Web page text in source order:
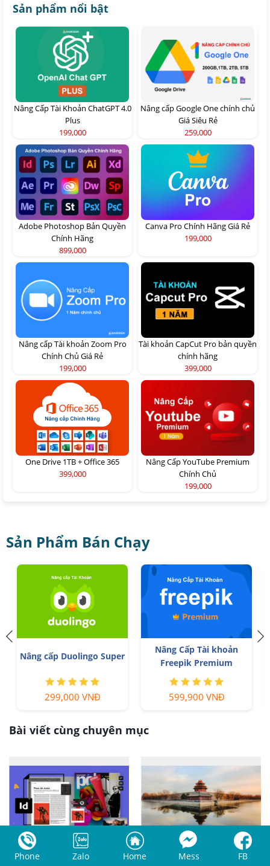
Sản phẩm nổi bật
Nâng Cấp Tài Khoản ChatGPT 4.0
Plus
199,000
Nâng cấp Google One chính chủ
Giá Siêu Rẻ
259,000
Adobe Photoshop Bản Quyền
Chính Hãng
899,000
Canva Pro Chính Hãng Giá Rẻ
199,000
Nâng cấp Tài khoản Zoom Pro
Chính Chủ Giá Rẻ
199,000
Tài khoản CapCut Pro bản quyền
chính hãng
399,000
One Drive 1TB + Office 365
399,000
Nâng Cấp YouTube Premium
Chính Chủ
199,000
Sản Phẩm Bán Chạy
Nâng cấp Duolingo Super
299,000 VNĐ
Nâng Cấp Tài khoản
Freepik Premium
599,900 VNĐ
Bài viết cùng chuyên mục
Tính Năng Nên Biết Khi Dùng
Khái niệm phối cảnh và vai
Phone Zalo Home Mess FB